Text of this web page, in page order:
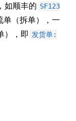
如顺丰的 SF123
单（拆单），一
），即 发货单: